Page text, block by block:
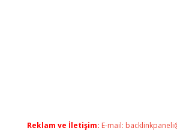
Reklam ve İletişim: E-mail: